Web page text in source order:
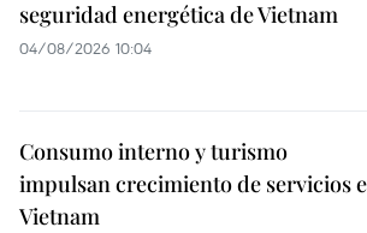
seguridad energética de Vietnam
04/08/2026 10:04
Consumo interno y turismo
impulsan crecimiento de servicios
Vietnam